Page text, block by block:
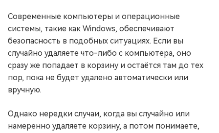
Современные компьютеры и операционные
системы, такие как Windows, обеспечивают
безопасность в подобных ситуациях. Если вы
случайно удаляете что-либо с компьютера, оно
сразу же попадает в корзину и остаётся там до тех
пор, пока не будет удалено автоматически или
вручную.
Однако нередки случаи, когда вы случайно или
намеренно удаляете корзину, а потом понимаете,